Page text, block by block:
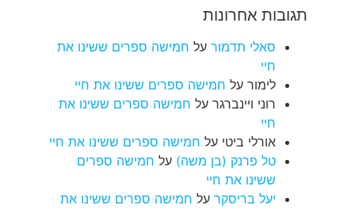
תגובות אחרונות
סאלי תדמור על חמישה ספרים ששינו את
חיי
לימור על חמישה ספרים ששינו את חיי
רוני ויינברגר על חמישה ספרים ששינו את
חיי
אורלי ביטי על חמישה ספרים ששינו את חיי
טל פרנק (בן משה) על חמישה ספרים
ששינו את חיי
יעל בריסקר על חמישה ספרים ששינו את